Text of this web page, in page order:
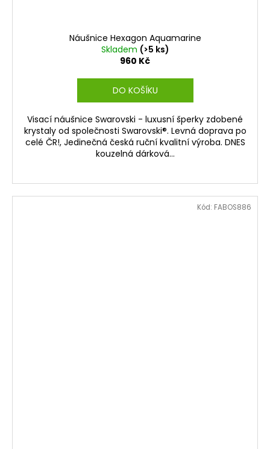
Náušnice Hexagon Aquamarine
Skladem (>5 ks)
960 Kč
DO KOŠÍKU
Visací náušnice Swarovski - luxusní šperky zdobené
krystaly od společnosti Swarovski®. Levná doprava po
celé ČR!, Jedinečná česká ruční kvalitní výroba. DNES
kouzelná dárková...
Kód: FABOS886